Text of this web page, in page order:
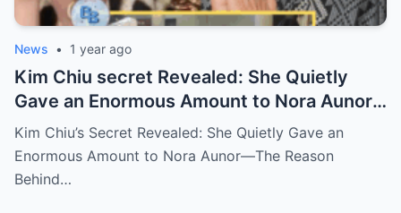
News • 1 year ago
Kim Chiu secret Revealed: She Quietly
Gave an Enormous Amount to Nora Aunor
—The Reason Behind It Will Break Your
Heart!
Kim Chiu’s Secret Revealed: She Quietly Gave an
Enormous Amount to Nora Aunor—The Reason
Behind…